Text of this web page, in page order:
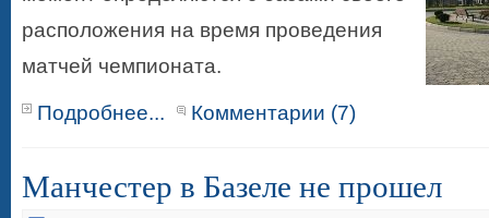
расположения на время проведения
матчей чемпионата.
Подробнее... Комментарии (7)
Манчестер в Базеле не прошел